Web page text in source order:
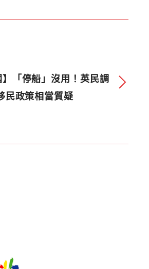
】「停船」沒用！英民調
民政策相當質疑